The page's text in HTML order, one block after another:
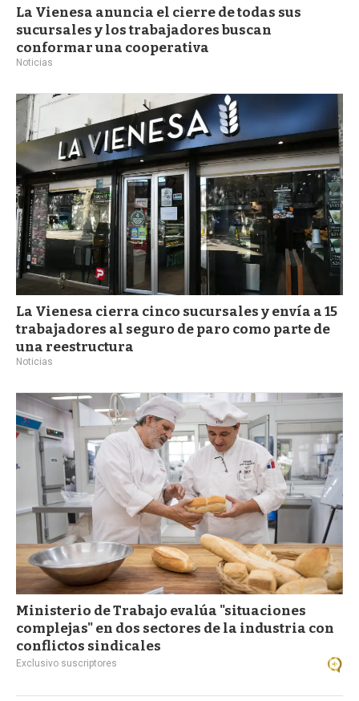
La Vienesa anuncia el cierre de todas sus
sucursales y los trabajadores buscan
conformar una cooperativa
Noticias
La Vienesa cierra cinco sucursales y envía a 15
trabajadores al seguro de paro como parte de
una reestructura
Noticias
Ministerio de Trabajo evalúa "situaciones
complejas" en dos sectores de la industria con
conflictos sindicales
Exclusivo suscriptores